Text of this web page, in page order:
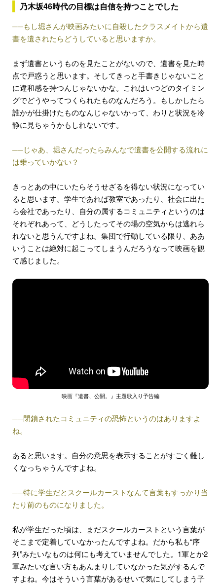
乃木坂46時代の目標は自信を持つことでした
──もし堀さんが映画みたいに自殺したクラスメイトから遺
書を遺されたらどうしていると思いますか。
まず遺書というものを見たことがないので、遺書を見た時
点で戸惑うと思います。そしてきっと手書きじゃないこと
に違和感を持つんじゃないかな。これはいつどのタイミン
グでどうやってつくられたものなんだろう。もしかしたら
誰かが仕掛けたものなんじゃないかって、わりと状況を冷
静に見ちゃうかもしれないです。
──じゃあ、堀さんだったらみんなで遺書を公開する流れに
は乗っていかない？
きっとあの中にいたらそうせざるを得ない状況になってい
ると思います。学生であれば教室であったり、社会に出た
ら会社であったり、自分の属するコミュニティというのは
それぞれあって、どうしたってその場の空気からは逃れら
れないと思うんですよね。集団で行動している限り、ああ
いうことは絶対に起こってしまうんだろうなって映画を観
て感じました。
映画『遺書、公開。』主題歌入り予告編
──閉鎖されたコミュニティの恐怖というのはありますよ
ね。
あると思います。自分の意思を表示することがすごく難し
くなっちゃうんですよね。
──特に学生だとスクールカーストなんて言葉もすっかり当
たり前のものになりました。
私が学生だった頃は、まだスクールカーストという言葉が
そこまで定着していなかったんですよね。だから私も“序
列”みたいなものは何にも考えていませんでした。1軍とか2
軍みたいな言い方もあんまりしていなかった気がするんで
すよね。今はそういう言葉があるせいで気にしてしまう子